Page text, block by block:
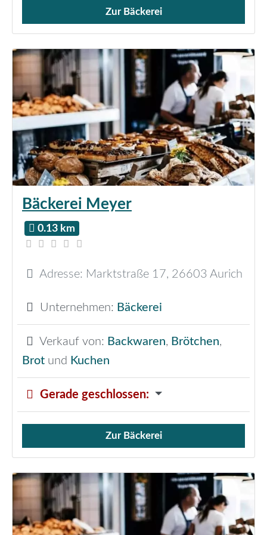
Verkauf von Brötchen,
Zur Bäckerei
Bäckerei Meyer
0.13 km
Adresse: Marktstraße 17, 26603 Aurich
Unternehmen: Bäckerei
Verkauf von: Backwaren, Brötchen,
Brot und Kuchen
Gerade geschlossen:
Verkauf von Brötchen,
Zur Bäckerei